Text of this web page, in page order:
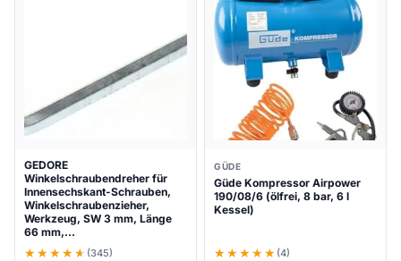
GEDORE
Winkelschraubendreher für
Innensechskant-Schrauben,
Winkelschraubenzieher,
Werkzeug, SW 3 mm, Länge
66 mm,…
(345)
GÜDE
Güde Kompressor Airpower
190/08/6 (ölfrei, 8 bar, 6 l
Kessel)
(4)